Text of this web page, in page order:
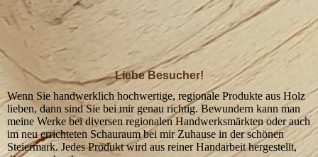
Liebe Besucher!
Wenn Sie handwerklich hochwertige, regionale Produkte aus Holz
lieben, dann sind Sie bei mir genau richtig. Bewundern kann man
meine Werke bei diversen regionalen Handwerksmärkten oder auch
im neu errichteten Schauraum bei mir Zuhause in der schönen
Steiermark. Jedes Produkt wird aus reiner Handarbeit hergestellt,